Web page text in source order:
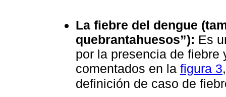
La fiebre del dengue
quebrantahuesos”): Es
por la presencia de
comentados en la figura 3
definición de caso de